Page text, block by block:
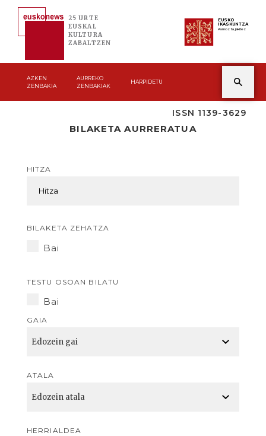
25 URTE
EUSKAL
KULTURA
ZABALTZEN
EUSKO
IKASKUNTZA
Asmoz ta jakitez
AZKEN
ZENBAKIA
AURREKO
ZENBAKIAK
HARPIDETU
ISSN 1139-3629
BILAKETA AURRERATUA
HITZA
BILAKETA ZEHATZA
Bai
TESTU OSOAN BILATU
Bai
GAIA
ATALA
HERRIALDEA